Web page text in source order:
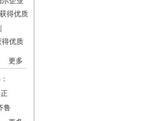
得优质
更多
鲁